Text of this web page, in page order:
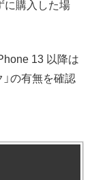
に購入した場
13 以降は
の有無を確認